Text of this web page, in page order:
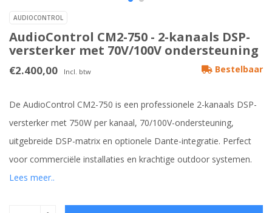
AUDIOCONTROL
AudioControl CM2-750 - 2-kanaals DSP-
versterker met 70V/100V ondersteuning
€2.400,00 Incl. btw Bestelbaar
De AudioControl CM2-750 is een professionele 2-kanaals DSP-
versterker met 750W per kanaal, 70/100V-ondersteuning,
uitgebreide DSP-matrix en optionele Dante-integratie. Perfect
voor commerciële installaties en krachtige outdoor systemen.
Lees meer..